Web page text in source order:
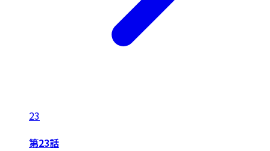
23
第23話